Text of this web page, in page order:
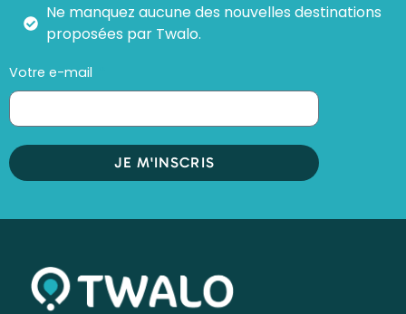
Ne manquez aucune des nouvelles destinations
proposées par Twalo.
Votre e-mail
JE M'INSCRIS